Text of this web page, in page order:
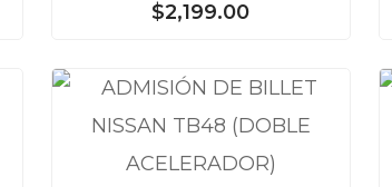
$2,199.00